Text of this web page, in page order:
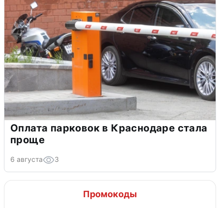
Оплата парковок в Краснодаре стала
проще
6 августа 3
Промокоды